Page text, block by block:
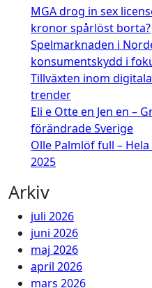
MGA drog in sex
kronor spårlöst borta?
Spelmarknaden i
konsumentskydd i
Tillväxten inom
trender
Eli e Otte en Jen en –
förändrade Sverige
Olle Palmlöf full –
2025
Arkiv
juli 2026
juni 2026
maj 2026
april 2026
mars 2026